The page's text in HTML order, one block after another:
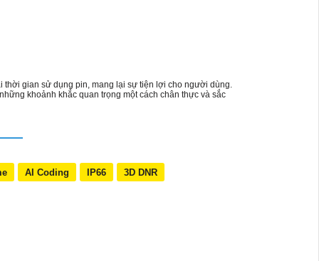
gian sử dụng pin, mang lại sự tiện lợi cho người dùng.
khoảnh khắc quan trọng một cách chân thực và sắc
AI Coding IP66 3D DNR